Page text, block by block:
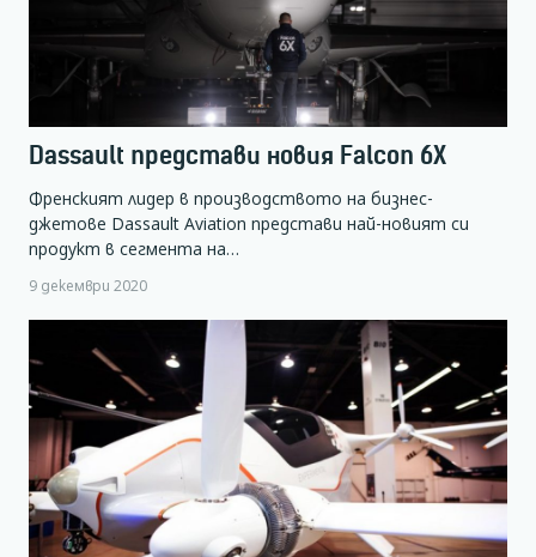
Dassault представи новия Falcon 6X
Френският лидер в производството на бизнес-
джетове Dassault Aviation представи най-новият си
продукт в сегмента на…
9 декември 2020